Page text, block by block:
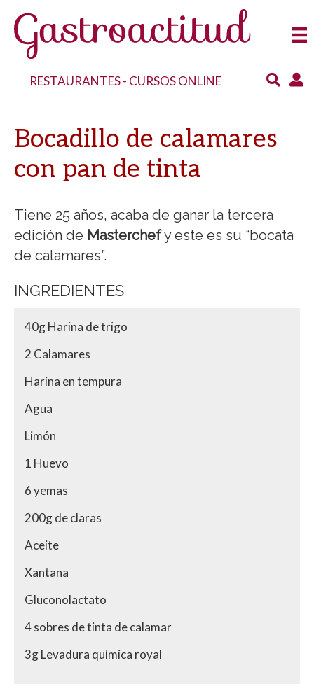
RESTAURANTES- CURSOS ONLINE
Bocadillo de calamares
con pan de tinta
Tiene 25 años, acaba de ganar la tercera
edición de Masterchefy este es su “bocata
de calamares”.
INGREDIENTES
40g Harina de trigo
2 Calamares
Harina en tempura
Agua
Limón
1 Huevo
6 yemas
200g de claras
Aceite
Xantana
Gluconolactato
4 sobres de tinta de calamar
3g Levadura química royal